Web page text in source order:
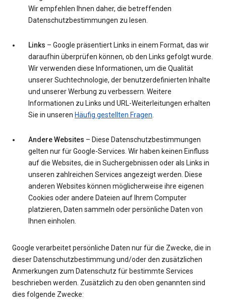
Wir empfehlen Ihnen daher, die betreffenden
Datenschutzbestimmungen zu lesen.
Links – Google präsentiert Links in einem Format, das wir
daraufhin überprüfen können, ob den Links gefolgt wurde.
Wir verwenden diese Informationen, um die Qualität
unserer Suchtechnologie, der benutzerdefinierten Inhalte
und unserer Werbung zu verbessern. Weitere
Informationen zu Links und URL-Weiterleitungen erhalten
Sie in unseren Häufig gestellten Fragen
Andere Websites – Diese Datenschutzbestimmungen
gelten nur für Google-Services. Wir haben keinen Einfluss
auf die Websites, die in Suchergebnissen oder als Links in
unseren zahlreichen Services angezeigt werden. Diese
anderen Websites können möglicherweise ihre eigenen
Cookies oder andere Dateien auf Ihrem Computer
platzieren, Daten sammeln oder persönliche Daten von
Ihnen einholen.
Google verarbeitet persönliche Daten nur für die Zwecke, die in
dieser Datenschutzbestimmung und/oder den zusätzlichen
Anmerkungen zum Datenschutz für bestimmte Services
beschrieben werden. Zusätzlich zu den oben genannten sind
dies folgende Zwecke: